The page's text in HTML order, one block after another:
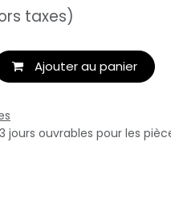
taxes)
Ajouter au panier
jours ouvrables pour les